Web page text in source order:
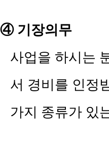
④ 기장의무
사업을 하시는
서 경비를 인정
가지 종류가 있